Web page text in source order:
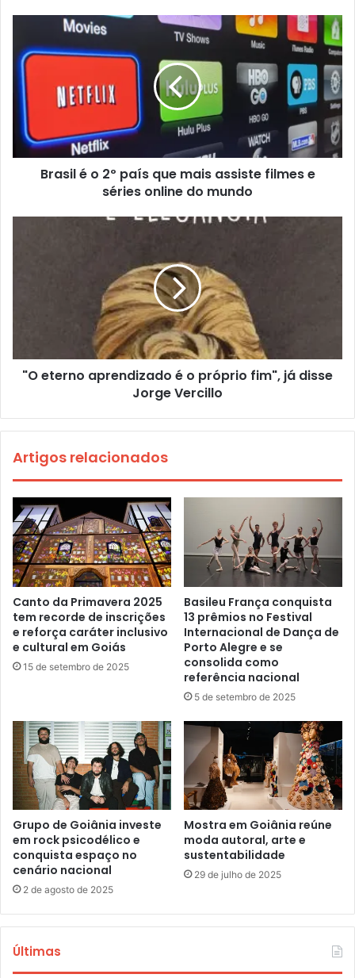
Brasil é o 2º país que mais assiste filmes e
séries online do mundo
"O eterno aprendizado é o próprio fim", já disse
Jorge Vercillo
Artigos relacionados
Canto da Primavera 2025
tem recorde de inscrições
e reforça caráter inclusivo
e cultural em Goiás
15 de setembro de 2025
Basileu França conquista
13 prêmios no Festival
Internacional de Dança de
Porto Alegre e se
consolida como
referência nacional
5 de setembro de 2025
Grupo de Goiânia investe
em rock psicodélico e
conquista espaço no
cenário nacional
2 de agosto de 2025
Mostra em Goiânia reúne
moda autoral, arte e
sustentabilidade
29 de julho de 2025
Últimas